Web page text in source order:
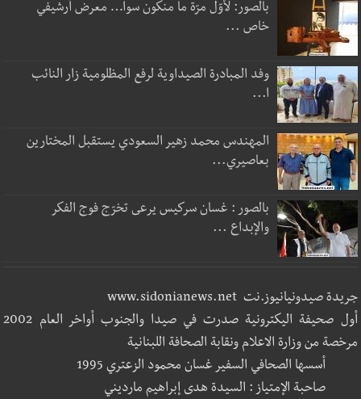
بالصور: لأوّل مرّة ما منكون سوا… معرض أرشيفي
خاص ...
وفد المبادرة الصيداوية لرفع المظلومية زار النائب
ا...
المهندس محمد زهير السعودي يستقبل المختارين
بعاصيري...
بالصور : غسان سركيس يرعى تخرّج فوج الفكر
والإبداع ...
جريدة صيدونيانيوز.نت www.sidonianews.net
أول صحيفة اليكترونية صدرت في صيدا والجنوب أواخر العام 2002
مرخصة من وزارة الاعلام ونقابة الصحافة اللبنانية
أسسها الصحافي السفير غسان محمود الزعتري 1995
صاحبة الإمتياز : السيدة هدى إبراهيم مارديني